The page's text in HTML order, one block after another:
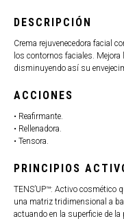
DESCRIPCIÓN
Crema rejuvenecedora facial
los contornos faciales.
disminuyendo así su
ACCIONES
• Reafirmante.
• Rellenadora.
• Tensora.
PRINCIPIOS
TENS’UP™: Activo cosmético
una matriz tridimensional a
actuando en la superficie de